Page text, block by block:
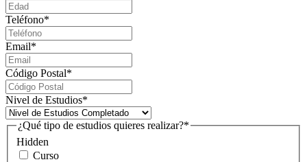
Teléfono*
Email*
Código Postal*
Nivel de Estudios*
Hidden
¿Qué tipo de estudios quieres realizar?*
Curso